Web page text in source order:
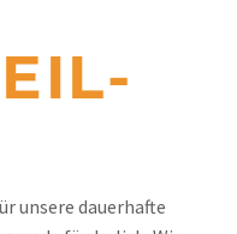
unsere dauerhafte